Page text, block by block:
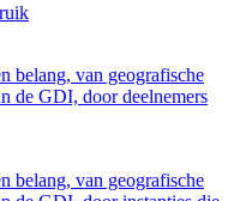
belang, van geografische
de GDI, door deelnemers
belang, van geografische